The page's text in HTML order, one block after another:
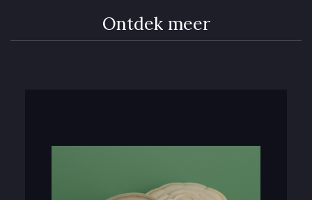
Ontdek meer